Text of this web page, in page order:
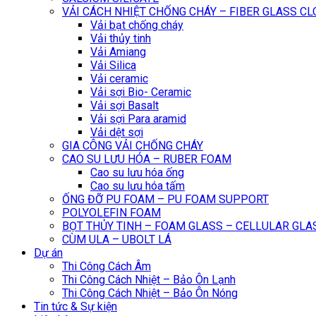
VẢI CÁCH NHIỆT CHỐNG CHÁY – FIBER GLASS
Vải bạt chống cháy
Vải thủy tinh
Vải Amiang
Vải Silica
Vải ceramic
Vải sợi Bio- Ceramic
Vải sợi Basalt
Vải sợi Para aramid
Vải dệt sợi
GIA CÔNG VẢI CHỐNG CHÁY
CAO SU LƯU HÓA – RUBER FOAM
Cao su lưu hóa ống
Cao su lưu hóa tấm
ỐNG ĐỠ PU FOAM – PU FOAM SUPPORT
POLYOLEFIN FOAM
BỌT THỦY TINH – FOAM GLASS – CELLULAR
CÙM ULA – UBOLT LÁ
Dự án
Thi Công Cách Âm
Thi Công Cách Nhiệt – Bảo Ôn Lạnh
Thi Công Cách Nhiệt – Bảo Ôn Nóng
Tin tức & Sự kiện